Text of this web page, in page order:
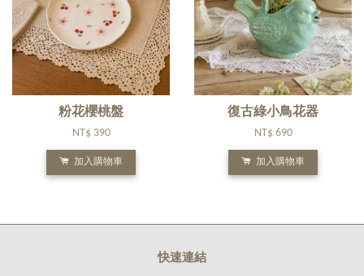
粉花櫻桃盤
NT$ 390
加入購物車
復古綠小鳥花器
NT$ 690
加入購物車
快速連結